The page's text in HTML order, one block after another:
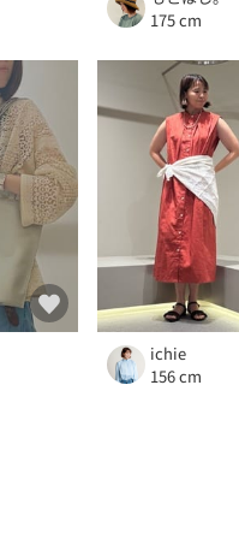
175 cm
ichie
156 cm